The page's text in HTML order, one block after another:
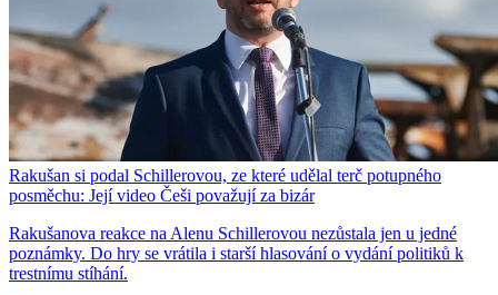
Rakušan si podal Schillerovou, ze které udělal terč potupného
posměchu: Její video Češi považují za bizár
Rakušanova reakce na Alenu Schillerovou nezůstala jen u jedné
poznámky. Do hry se vrátila i starší hlasování o vydání politiků k
trestnímu stíhání.